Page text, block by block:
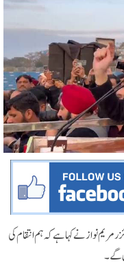
نواز نے کہا ہے کہ ہم انتقام کی
گے ۔